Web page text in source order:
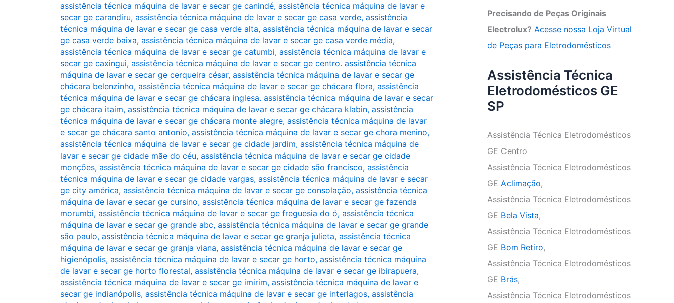
assistência técnica máquina de lavar e secar ge canindé, assistência técnica máquina de lavar e
secar ge carandiru, assistência técnica máquina de lavar e secar ge casa verde, assistência
técnica máquina de lavar e secar ge casa verde alta, assistência técnica máquina de lavar e secar
ge casa verde baixa, assistência técnica máquina de lavar e secar ge casa verde média,
assistência técnica máquina de lavar e secar ge catumbi, assistência técnica máquina de lavar e
secar ge caxingui, assistência técnica máquina de lavar e secar ge centro. assistência técnica
máquina de lavar e secar ge cerqueira césar, assistência técnica máquina de lavar e secar ge
chácara belenzinho, assistência técnica máquina de lavar e secar ge chácara flora, assistência
técnica máquina de lavar e secar ge chácara inglesa. assistência técnica máquina de lavar e secar
ge chácara itaim, assistência técnica máquina de lavar e secar ge chácara klabin, assistência
técnica máquina de lavar e secar ge chácara monte alegre, assistência técnica máquina de lavar
e secar ge chácara santo antonio, assistência técnica máquina de lavar e secar ge chora menino,
assistência técnica máquina de lavar e secar ge cidade jardim, assistência técnica máquina de
lavar e secar ge cidade mãe do céu, assistência técnica máquina de lavar e secar ge cidade
monções, assistência técnica máquina de lavar e secar ge cidade são francisco, assistência
técnica máquina de lavar e secar ge cidade vargas, assistência técnica máquina de lavar e secar
ge city américa, assistência técnica máquina de lavar e secar ge consolação, assistência técnica
máquina de lavar e secar ge cursino, assistência técnica máquina de lavar e secar ge fazenda
morumbi, assistência técnica máquina de lavar e secar ge freguesia do ó, assistência técnica
máquina de lavar e secar ge grande abc, assistência técnica máquina de lavar e secar ge grande
são paulo, assistência técnica máquina de lavar e secar ge granja julieta, assistência técnica
máquina de lavar e secar ge granja viana, assistência técnica máquina de lavar e secar ge
higienópolis, assistência técnica máquina de lavar e secar ge horto, assistência técnica máquina
de lavar e secar ge horto florestal, assistência técnica máquina de lavar e secar ge ibirapuera,
assistência técnica máquina de lavar e secar ge imirim, assistência técnica máquina de lavar e
secar ge indianópolis, assistência técnica máquina de lavar e secar ge interlagos, assistência
Precisando de Peças Originais
Electrolux? Acesse nossa Loja Virtual
de Peças para Eletrodomésticos
Assistência Técnica
Eletrodomésticos GE
SP
Assistência Técnica Eletrodomésticos
GE Centro
Assistência Técnica Eletrodomésticos
GE Aclimação,
Assistência Técnica Eletrodomésticos
GE Bela Vista,
Assistência Técnica Eletrodomésticos
GE Bom Retiro,
Assistência Técnica Eletrodomésticos
GE Brás,
Assistência Técnica Eletrodomésticos